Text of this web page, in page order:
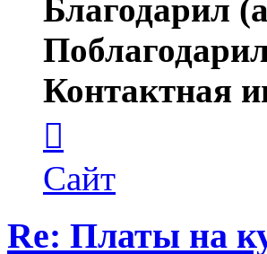
Благодарил
Контактная
пользователя
ПластСтер
Сайт
Re: Платы на